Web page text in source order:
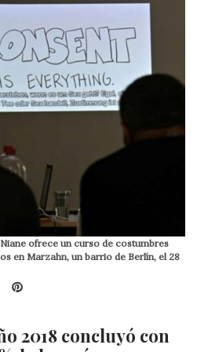
ofrece un curso de costumbres
en Marzahn, un barrio de Berlín, el 28
Pinterest
2018 concluyó con